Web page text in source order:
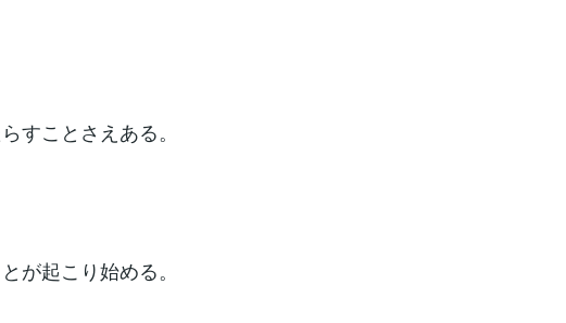
すことさえある。
が起こり始める。